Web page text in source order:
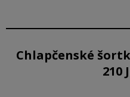
Chlapčenské
210